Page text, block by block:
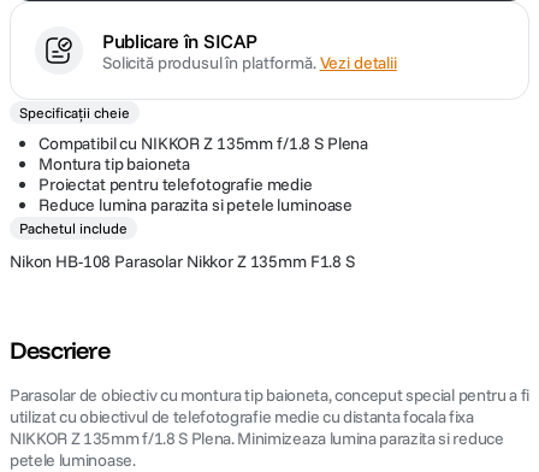
Publicare în SICAP
Solicită produsul în platformă.Vezi detalii
Specificații cheie
Compatibil cu NIKKOR Z 135mm f/1.8 S Plena
Montura tip baioneta
Proiectat pentru telefotografie medie
Reduce lumina parazita si petele luminoase
Pachetul include
Nikon HB-108 Parasolar Nikkor Z 135mm F1.8 S
Descriere
Parasolar de obiectiv cu montura tip baioneta, conceput special pentru a fi
utilizat cu obiectivul de telefotografie medie cu distanta focala fixa
NIKKOR Z 135mm f/1.8 S Plena. Minimizeaza lumina parazita si reduce
petele luminoase.